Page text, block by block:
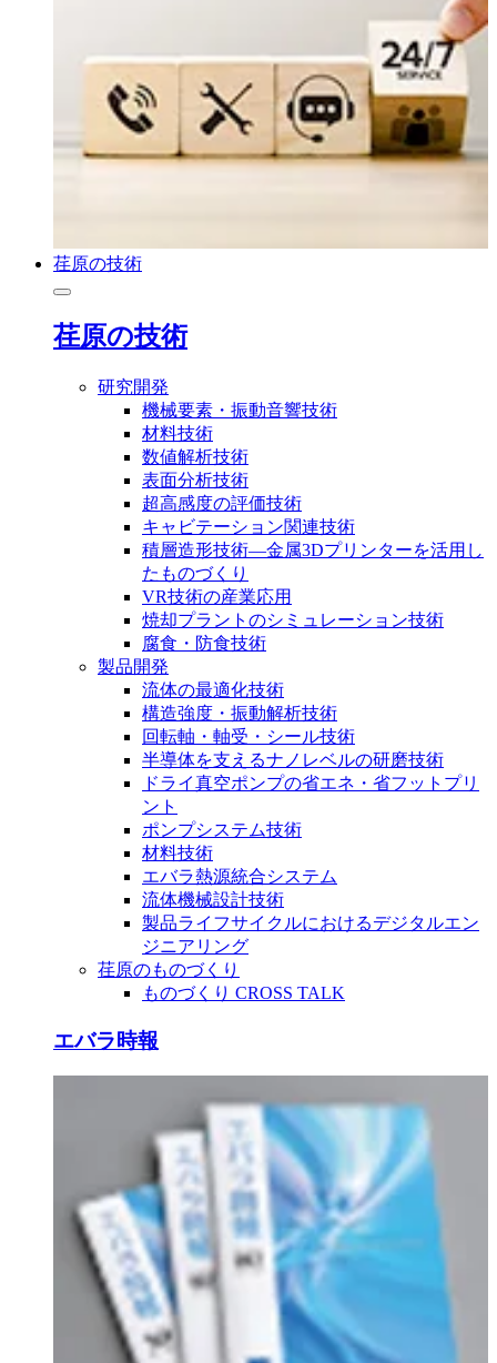
荏原の技術
荏原の技術
研究開発
機械要素・振動音響技術
材料技術
数値解析技術
表面分析技術
超高感度の評価技術
キャビテーション関連技術
積層造形技術―金属3Dプリンターを活用し
たものづくり
VR技術の産業応用
焼却プラントのシミュレーション技術
腐食・防食技術
製品開発
流体の最適化技術
構造強度・振動解析技術
回転軸・軸受・シール技術
半導体を支えるナノレベルの研磨技術
ドライ真空ポンプの省エネ・省フットプリ
ント
ポンプシステム技術
材料技術
エバラ熱源統合システム
流体機械設計技術
製品ライフサイクルにおけるデジタルエン
ジニアリング
荏原のものづくり
ものづくり CROSS TALK
エバラ時報